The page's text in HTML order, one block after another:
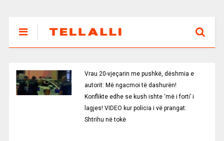
Vrau 20-vjeçarin me pushkë, dëshmia e
autorit: Më ngacmoi të dashurën!
Konflikte edhe se kush ishte ‘më i forti’ i
lagjes! VIDEO kur policia i vë prangat:
Shtrihu në tokë